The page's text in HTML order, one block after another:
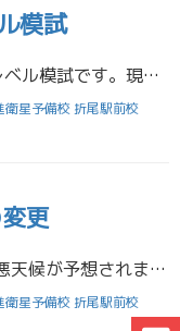
模試
2月19日は共通テスト本番レベル模試です。現高2生にとっては、ここが受験生としてのスタート模試になります。 自分自身が志望する大学に向けて、過去に合格した先輩が、どのくらい点数を取っていたかという実際のデータと比較し、自 […]
衛星予備校 折尾駅前校
更
1月8日（金）は、雪による悪天候が予想されますので、 閉館時間を22:00としています。 教室は開いていますが、場所によっては雪が残っていたり、 道路が凍結していたりするようなので、来校する際は十分気を付けて下さい。 登 […]
衛星予備校 折尾駅前校